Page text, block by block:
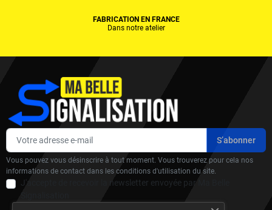
FABRICATION EN FRANCE
Dans notre atelier
Vous pouvez vous désinscrire à tout moment. Vous trouverez pour cela nos
informations de contact dans les conditions d'utilisation du site.
J'accepte de recevoir la newsletter envoyée par Ma Belle
Signalisation